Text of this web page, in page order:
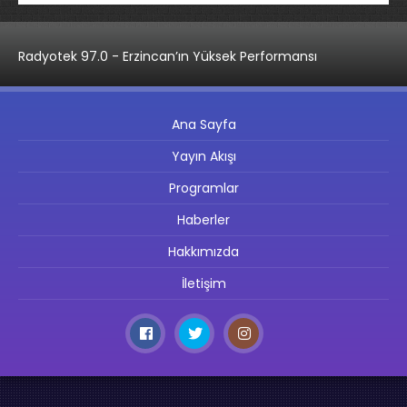
Radyotek 97.0 - Erzincan’ın Yüksek Performansı
Ana Sayfa
Yayın Akışı
Programlar
Haberler
Hakkımızda
İletişim